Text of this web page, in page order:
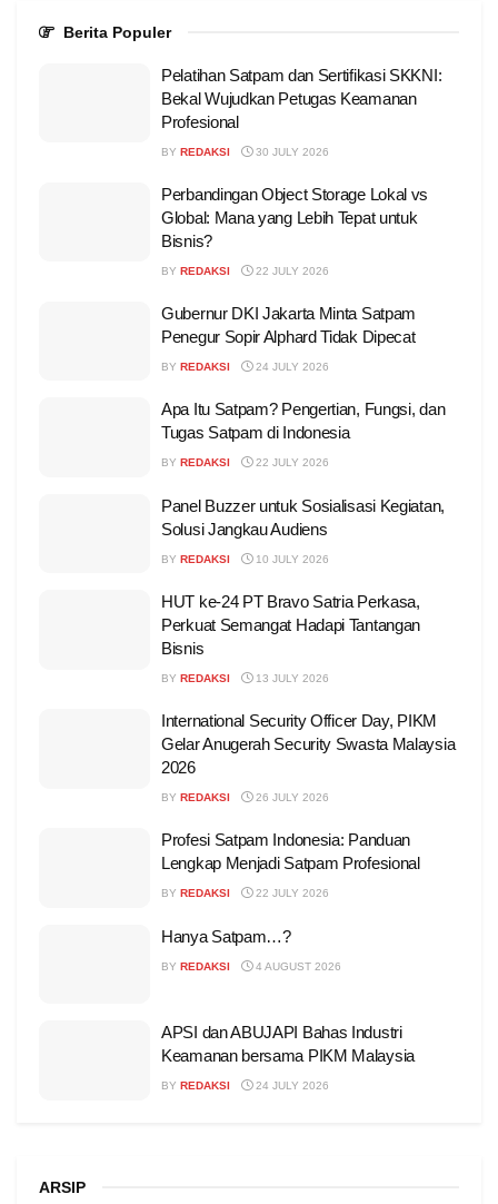
Berita Populer
Pelatihan Satpam dan Sertifikasi SKKNI:
Bekal Wujudkan Petugas Keamanan
Profesional
BY REDAKSI 30 JULY 2026
Perbandingan Object Storage Lokal vs
Global: Mana yang Lebih Tepat untuk
Bisnis?
BY REDAKSI 22 JULY 2026
Gubernur DKI Jakarta Minta Satpam
Penegur Sopir Alphard Tidak Dipecat
BY REDAKSI 24 JULY 2026
Apa Itu Satpam? Pengertian, Fungsi, dan
Tugas Satpam di Indonesia
BY REDAKSI 22 JULY 2026
Panel Buzzer untuk Sosialisasi Kegiatan,
Solusi Jangkau Audiens
BY REDAKSI 10 JULY 2026
HUT ke-24 PT Bravo Satria Perkasa,
Perkuat Semangat Hadapi Tantangan
Bisnis
BY REDAKSI 13 JULY 2026
International Security Officer Day, PIKM
Gelar Anugerah Security Swasta Malaysia
2026
BY REDAKSI 26 JULY 2026
Profesi Satpam Indonesia: Panduan
Lengkap Menjadi Satpam Profesional
BY REDAKSI 22 JULY 2026
Hanya Satpam…?
BY REDAKSI 4 AUGUST 2026
APSI dan ABUJAPI Bahas Industri
Keamanan bersama PIKM Malaysia
BY REDAKSI 24 JULY 2026
ARSIP